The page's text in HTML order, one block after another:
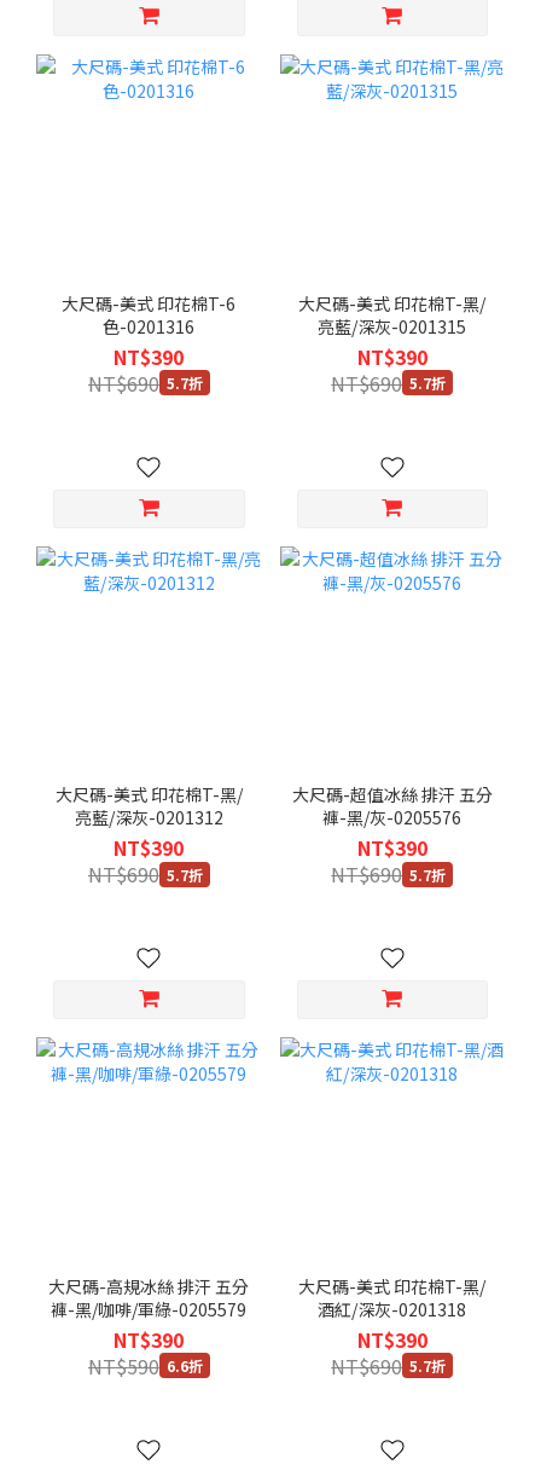
大尺碼-美式 印花棉T-6
色-0201316
NT$390
NT$690 5.7折
大尺碼-美式 印花棉T-黑/
亮藍/深灰-0201315
NT$390
NT$690 5.7折
大尺碼-美式 印花棉T-黑/
亮藍/深灰-0201312
NT$390
NT$690 5.7折
大尺碼-超值冰絲 排汗 五分
褲-黑/灰-0205576
NT$390
NT$690 5.7折
大尺碼-高規冰絲 排汗 五分
褲-黑/咖啡/軍綠-0205579
NT$390
NT$590 6.6折
大尺碼-美式 印花棉T-黑/
酒紅/深灰-0201318
NT$390
NT$690 5.7折